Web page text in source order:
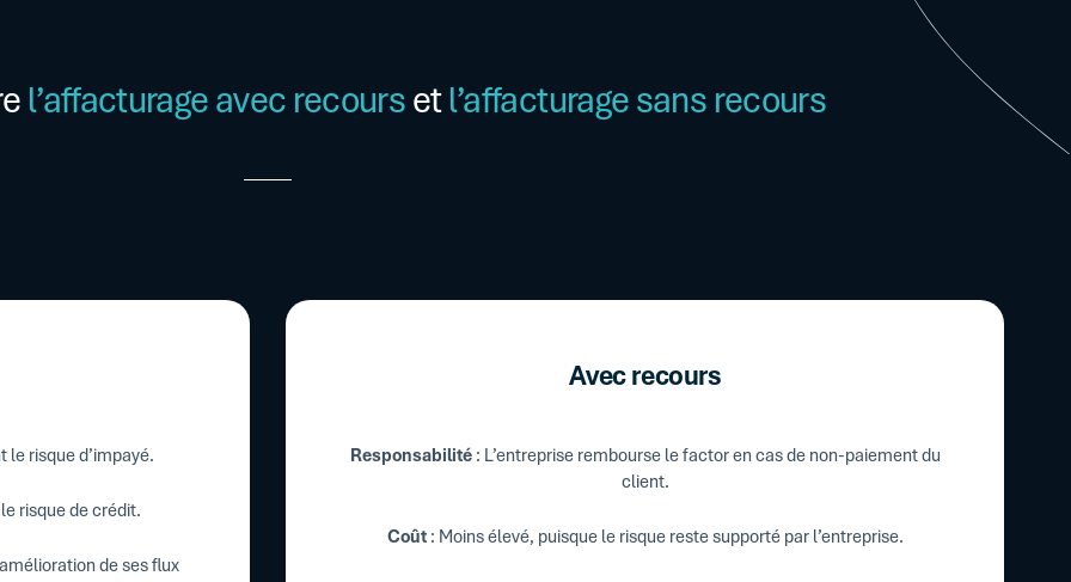
l’affacturage avec recoursetl’affacturage sans recours
risque d’impayé.
risque de crédit.
de ses flux
Avec recours
Responsabilité : L’entreprise rembourse le factor en cas de non-paiement du
client.
Coût : Moins élevé, puisque le risque reste supporté par l’entreprise.